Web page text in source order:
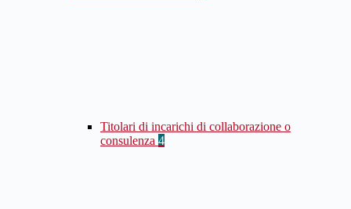
Titolari di incarichi di collaborazione o
consulenza 4